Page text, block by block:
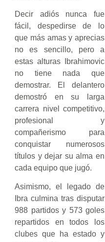
Decir adiós nunca fue
fácil, despedirse de lo
que más amas y aprecias
no es sencillo, pero a
estas alturas Ibrahimovic
no tiene nada que
demostrar. El delantero
demostró en su larga
carrera nivel competitivo,
profesional y
compañerismo para
conquistar numerosos
títulos y dejar su alma en
cada equipo que jugó.
Asimismo, el legado de
Ibra culmina tras disputar
988 partidos y 573 goles
repartidos en todos los
clubes que ha estado y